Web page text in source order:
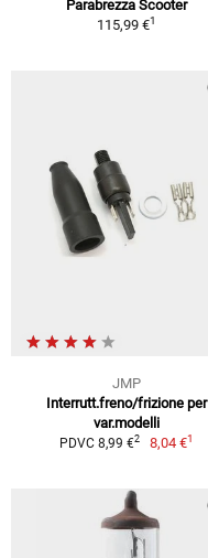
Parabrezza Scooter
115,99 €1
JMP
Interrutt.freno/frizione per
var.modelli
PDVC 8,99 €2 8,04 €1